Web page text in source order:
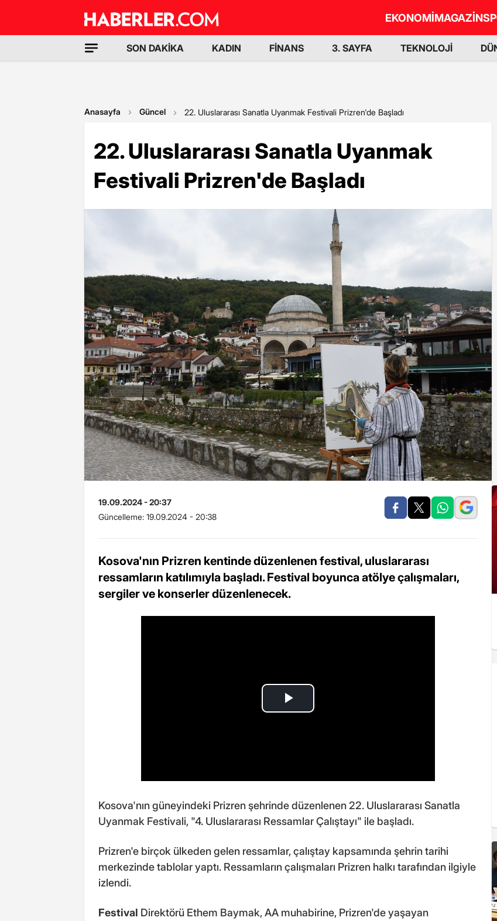
EKONOMİMAGAZİN
SON DAKİKA KADIN FİNANS 3. SAYFA TEKNOLOJİ
Anasayfa Güncel 22. Uluslararası Sanatla Uyanmak Festivali Prizren'de Başladı
22. Uluslararası Sanatla Uyanmak
Festivali Prizren'de Başladı
19.09.2024 - 20:37
Güncelleme: 19.09.2024 - 20:38
Kosova'nın Prizren kentinde düzenlenen festival, uluslararası
ressamların katılımıyla başladı. Festival boyunca atölye çalışmaları,
sergiler ve konserler düzenlenecek.
Kosova'nın güneyindeki Prizren şehrinde düzenlenen 22. Uluslararası Sanatla
Uyanmak Festivali, "4. Uluslararası Ressamlar Çalıştayı" ile başladı.
Prizren'e birçok ülkeden gelen ressamlar, çalıştay kapsamında şehrin tarihi
merkezinde tablolar yaptı. Ressamların çalışmaları Prizren halkı tarafından ilgiyle
izlendi.
Festival Direktörü Ethem Baymak, AA muhabirine, Prizren'de yaşayan